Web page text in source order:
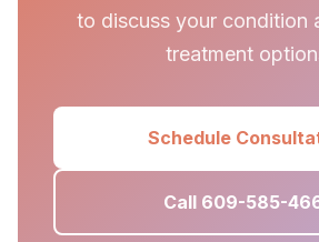
to discuss your condition
treatment
Schedule
Call 609-585-